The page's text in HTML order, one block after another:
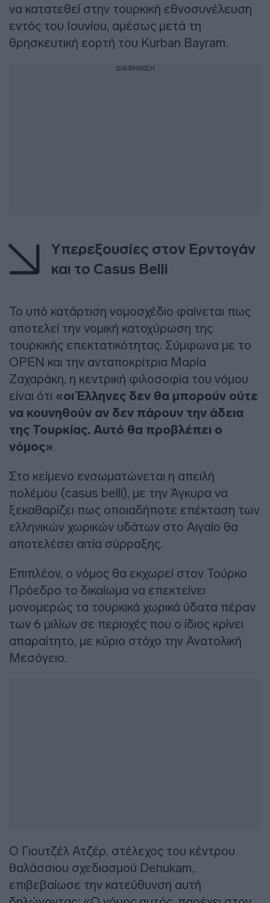
να κατατεθεί στην τουρκική εθνοσυνέλευση
εντός του Ιουνίου, αμέσως μετά τη
θρησκευτική εορτή του Kurban Bayram.
ΔΙΑΦΗΜΙΣΗ
Υπερεξουσίες στον Ερντογάν
και το Casus Belli
Το υπό κατάρτιση νομοσχέδιο φαίνεται πως
αποτελεί την νομική κατοχύρωση της
τουρκικής επεκτατικότητας. Σύμφωνα με το
OPEN και την ανταποκρίτρια Μαρία
Ζαχαράκη, η κεντρική φιλοσοφία του νόμου
είναι ότι «οι Έλληνες δεν θα μπορούν ούτε
να κουνηθούν αν δεν πάρουν την άδεια
της Τουρκίας. Αυτό θα προβλέπει ο
νόμος».
Στο κείμενο ενσωματώνεται η απειλή
πολέμου (casus belli), με την Άγκυρα να
ξεκαθαρίζει πως οποιαδήποτε επέκταση των
ελληνικών χωρικών υδάτων στο Αιγαίο θα
αποτελέσει αιτία σύρραξης.
Επιπλέον, ο νόμος θα εκχωρεί στον Τούρκο
Πρόεδρο το δικαίωμα να επεκτείνει
μονομερώς τα τουρκικά χωρικά ύδατα πέραν
των 6 μιλίων σε περιοχές που ο ίδιος κρίνει
απαραίτητο, με κύριο στόχο την Ανατολική
Μεσόγειο.
Ο Γιουτζέλ Ατζέρ, στέλεχος του κέντρου
θαλάσσιου σχεδιασμού Dehukam,
επιβεβαίωσε την κατεύθυνση αυτή